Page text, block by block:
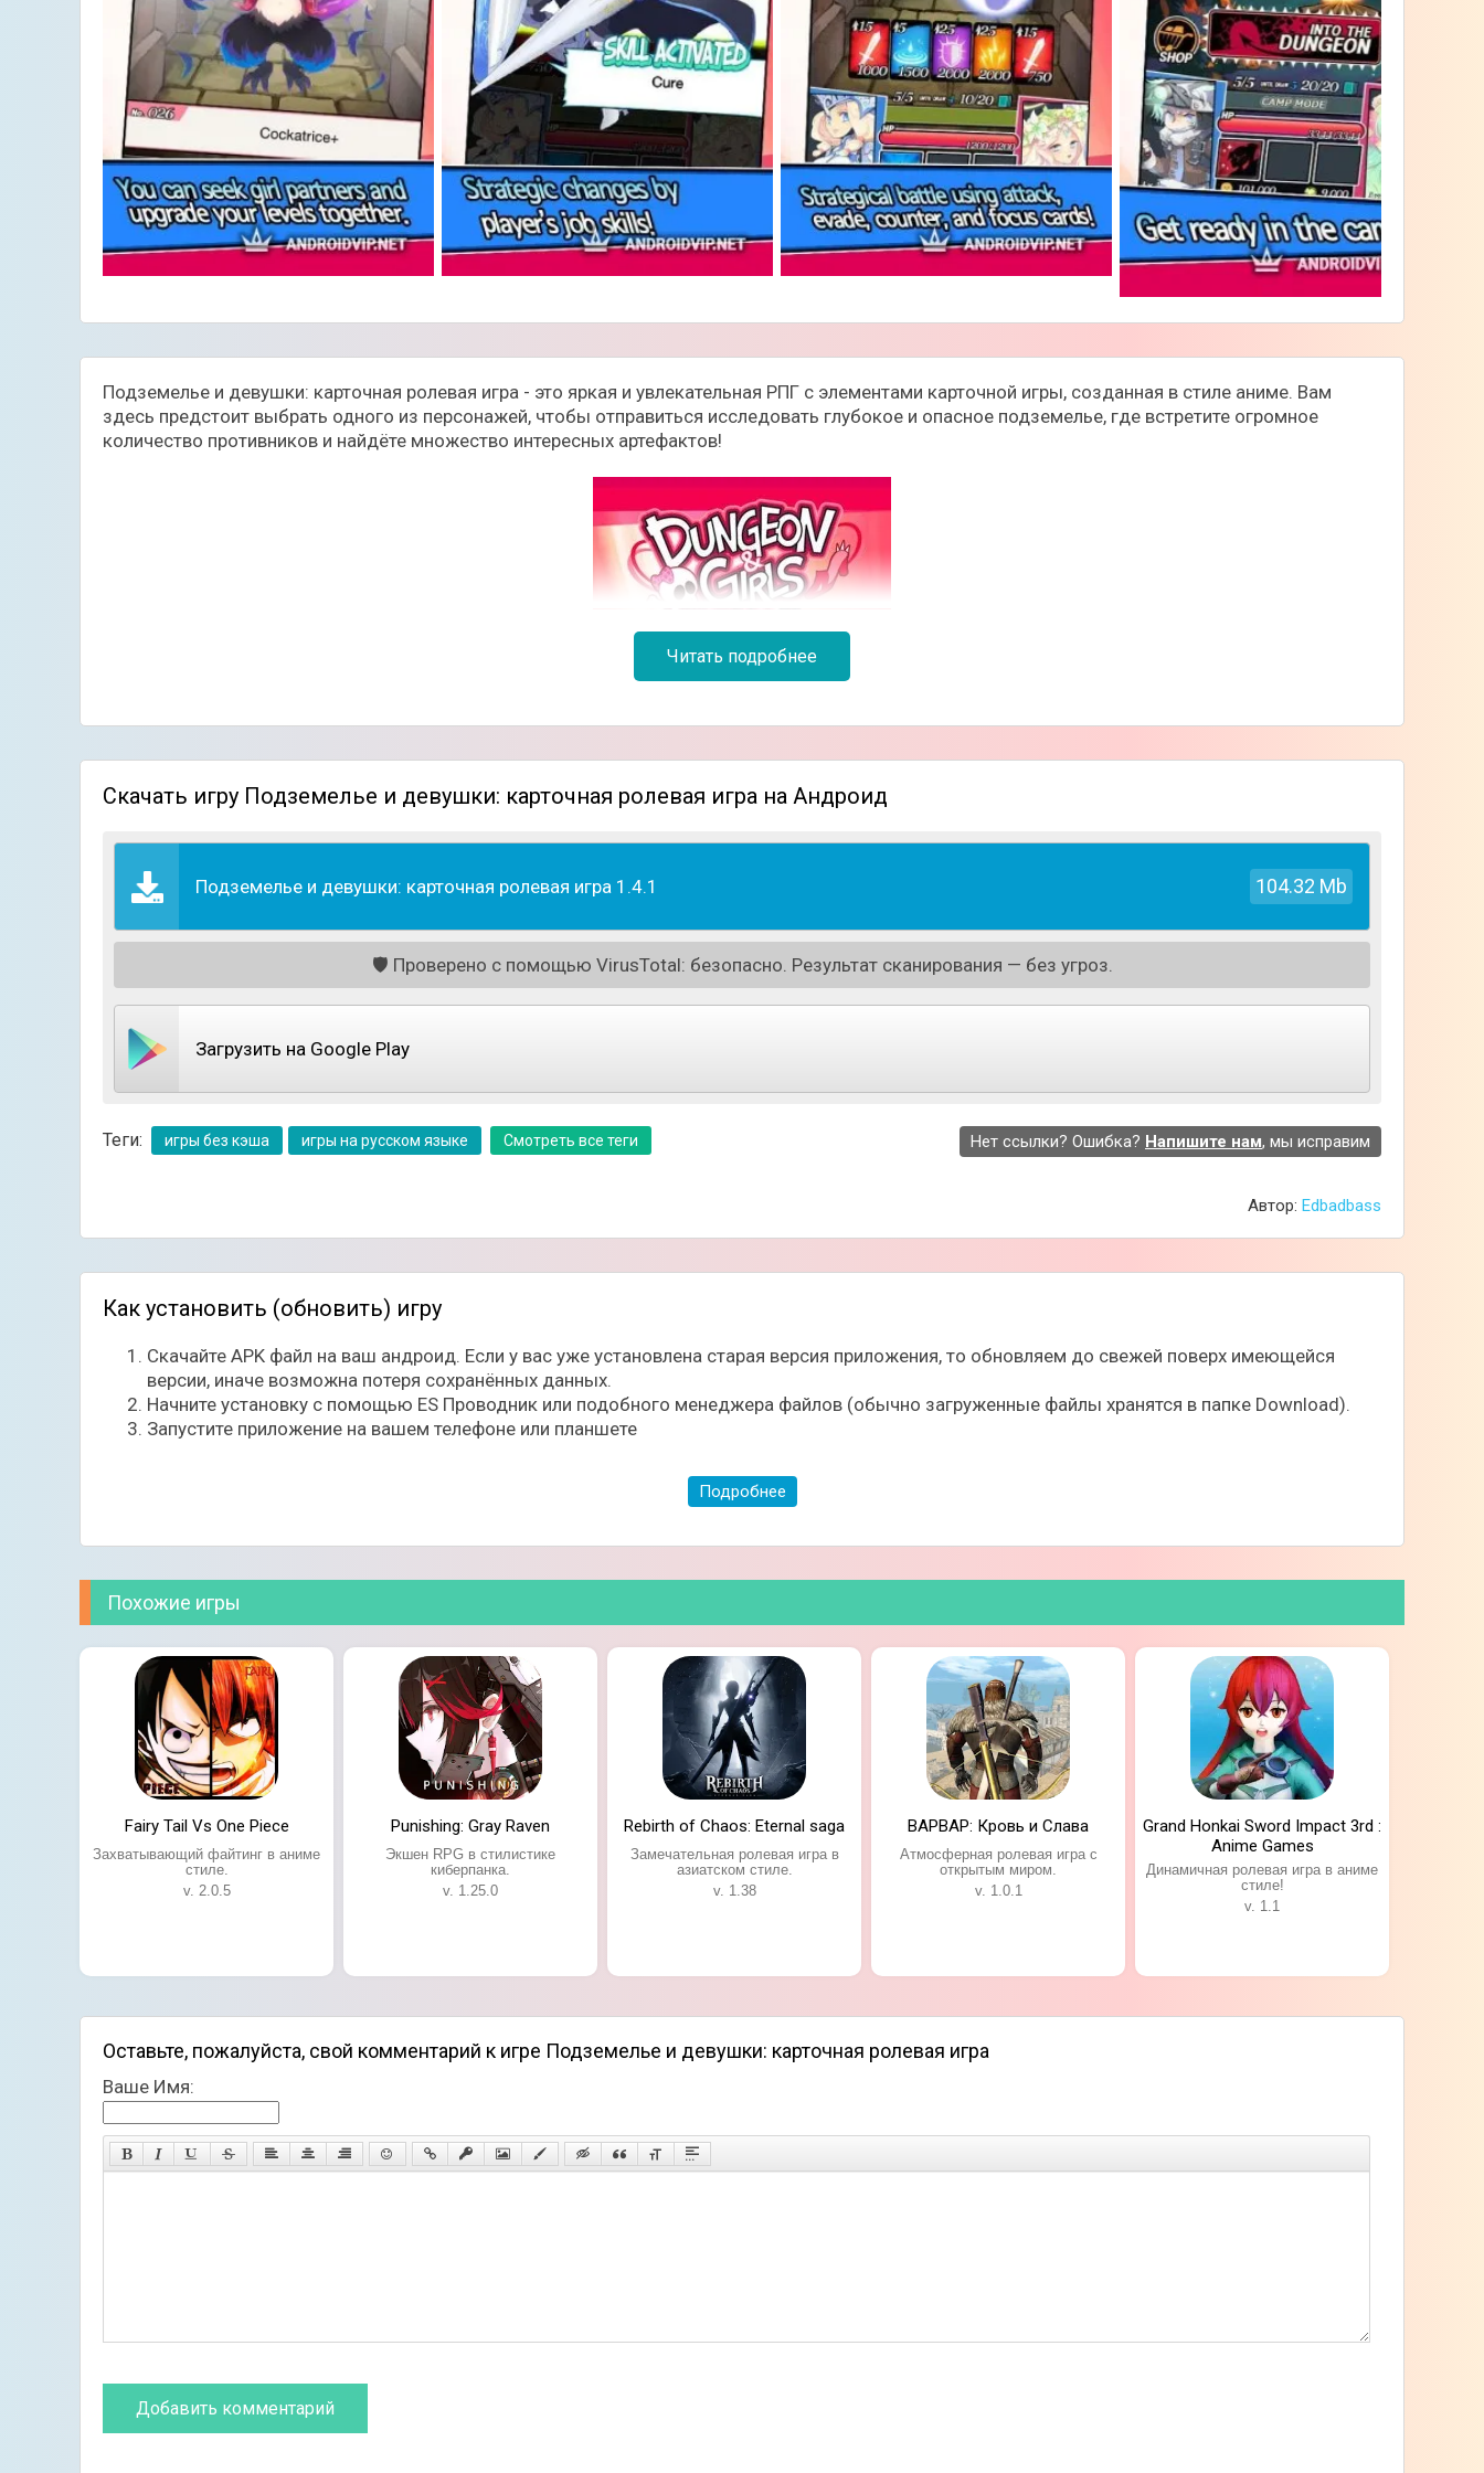
Подземелье и девушки: карточная ролевая игра - это яркая и увлекательная РПГ с элементами карточной игры, созданная в стиле аниме. Вам
здесь предстоит выбрать одного из персонажей, чтобы отправиться исследовать глубокое и опасное подземелье, где встретите огромное
количество противников и найдёте множество интересных артефактов!
С самого начала игры вы сможете ознакомиться с принципами управления и попробовать свои силы в сражении. Сами бои проходят в пошаговом
режиме, где в вашем распоряжении будет целая колода карт со способностями и улучшениями. На каждом шагу используйте одну или несколько
из доступных карт, чтобы быстрее нанести урон противнику, или же вовремя успеть защититься. Следовательно, вам понадобится выработать
вашу собственную стратегию, чтобы уничтожать одного противника за другим.
По мере игры открывайте новые способности, карты, и прокачивайте вашего персонажа. Графика в игре создана в стиле анимационных японских
мультфильмов, что однозначно понравится любителям данного жанра. К тому же, здесь вас ожидает продуманная сюжетная линия, где
познакомитесь с интересными персонажами и почувствуете себя в роли главного героя.
Красочная графика в стиле аниме;
Интересная сюжетная линия.
Читать подробнее
Скачать игру Подземелье и девушки: карточная ролевая игра на Андроид
Подземелье и девушки: карточная ролевая игра 1.4.1 104.32 Mb
🛡️ Проверено с помощью VirusTotal: безопасно. Результат сканирования — без угроз.
Загрузить на Google Play
Теги: игры без кэша игры на русском языке Смотреть все теги Нет ссылки? Ошибка? Напишите нам, мы исправим
Автор: Edbadbass
Как установить (обновить) игру
Скачайте APK файл на ваш андроид. Если у вас уже установлена старая версия приложения, то обновляем до свежей поверх имеющейся
версии, иначе возможна потеря сохранённых данных.
Начните установку с помощью ES Проводник или подобного менеджера файлов (обычно загруженные файлы хранятся в папке Download).
Запустите приложение на вашем телефоне или планшете
Подробнее
Похожие игры
Fairy Tail Vs One Piece
Захватывающий файтинг в аниме
стиле.
v. 2.0.5
Punishing: Gray Raven
Экшен RPG в стилистике
киберпанка.
v. 1.25.0
Rebirth of Chaos: Eternal saga
Замечательная ролевая игра в
азиатском стиле.
v. 1.38
ВАРВАР: Кровь и Слава
Атмосферная ролевая игра с
открытым миром.
v. 1.0.1
Grand Honkai Sword Impact 3rd :
Anime Games
Динамичная ролевая игра в аниме
стиле!
v. 1.1
Оставьте, пожалуйста, свой комментарий к игре Подземелье и девушки: карточная ролевая игра
Ваше Имя: